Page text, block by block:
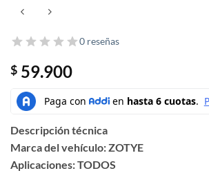
0 reseñas
$ 59.900
Descripción técnica
Marca del vehículo: ZOTYE
Aplicaciones: TODOS